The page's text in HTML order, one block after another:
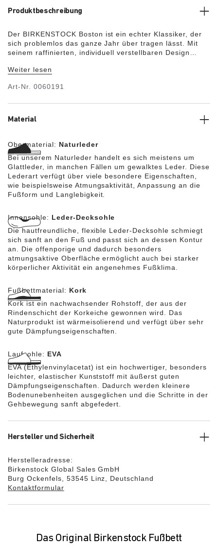
Produktbeschreibung
Der BIRKENSTOCK Boston ist ein echter Klassiker, der
sich problemlos das ganze Jahr über tragen lässt. Mit
seinem raffinierten, individuell verstellbaren Design
Obermaterial besteht aus hochwertigem, weichem
Weiter lesen
Art-Nr. 0060191
Material
Obermaterial: Naturleder
Bei unserem Naturleder handelt es sich meistens um
Glattleder, in manchen Fällen um gewalktes Leder. Diese
Lederart verfügt über viele besondere Eigenschaften,
wie beispielsweise Atmungsaktivität, Anpassung an die
Fußform und Langlebigkeit.
Innensohle: Leder-Decksohle
Die hautfreundliche, flexible Leder-Decksohle schmiegt
sich sanft an den Fuß und passt sich an dessen Kontur
an. Die offenporige und dadurch besonders
atmungsaktive Oberfläche ermöglicht auch bei starker
körperlicher Aktivität ein angenehmes Fußklima.
Fußbettmaterial: Kork
Kork ist ein nachwachsender Rohstoff, der aus der
Rindenschicht der Korkeiche gewonnen wird. Das
Naturprodukt ist wärmeisolierend und verfügt über sehr
gute Dämpfungseigenschaften.
Laufsohle: EVA
EVA (Ethylenvinylacetat) ist ein hochwertiger, besonders
leichter, elastischer Kunststoff mit äußerst guten
Dämpfungseigenschaften. Dadurch werden kleinere
Bodenunebenheiten ausgeglichen und die Schritte in der
Gehbewegung sanft abgefedert.
Hersteller und Sicherheit
Herstelleradresse:
Birkenstock Global Sales GmbH
Burg Ockenfels, 53545 Linz, Deutschland
Kontaktformular
Das Original Birkenstock Fußbett